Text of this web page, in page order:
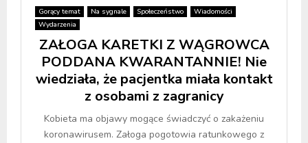
Gorący temat Na sygnale Społeczeństwo
Wiadomości
Wydarzenia
ZAŁOGA KARETKI Z WĄGROWCA
PODDANA KWARANTANNIE! Nie
wiedziała, że pacjentka miała kontakt
z osobami z zagranicy
Kobieta ma objawy mogące świadczyć o zakażeniu
koronawirusem. Załoga pogotowia ratunkowego z